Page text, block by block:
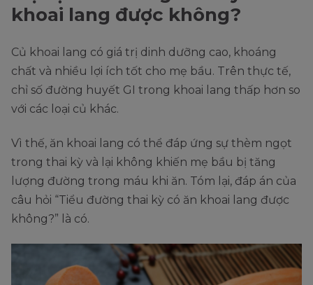
khoai lang được không?
Củ khoai lang có giá trị dinh dưỡng cao, khoáng
chất và nhiều lợi ích tốt cho mẹ bầu. Trên thực tế,
chỉ số đường huyết GI trong khoai lang thấp hơn so
với các loại củ khác.
Vì thế, ăn khoai lang có thể đáp ứng sự thèm ngọt
trong thai kỳ và lại không khiến mẹ bầu bị tăng
lượng đường trong máu khi ăn. Tóm lại, đáp án của
câu hỏi “Tiểu đường thai kỳ có ăn khoai lang được
không?” là có.